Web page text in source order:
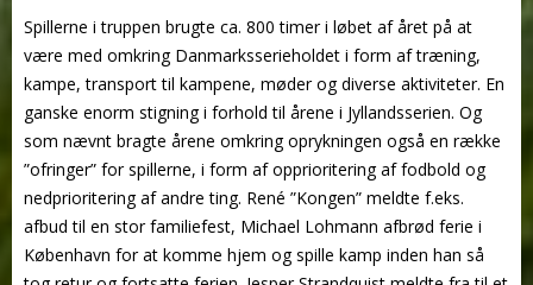
Spillerne i truppen brugte ca. 800 timer i løbet af året på at
være med omkring Danmarksserieholdet i form af træning,
kampe, transport til kampene, møder og diverse aktiviteter. En
ganske enorm stigning i forhold til årene i Jyllandsserien. Og
som nævnt bragte årene omkring oprykningen også en række
”ofringer” for spillerne, i form af opprioritering af fodbold og
nedprioritering af andre ting. René ”Kongen” meldte f.eks.
afbud til en stor familiefest, Michael Lohmann afbrød ferie i
København for at komme hjem og spille kamp inden han så